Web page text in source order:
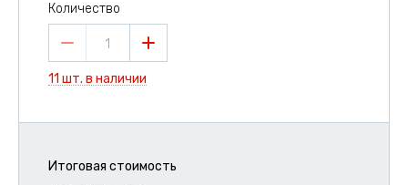
Количество
1
11 шт. в наличии
Итоговая стоимость